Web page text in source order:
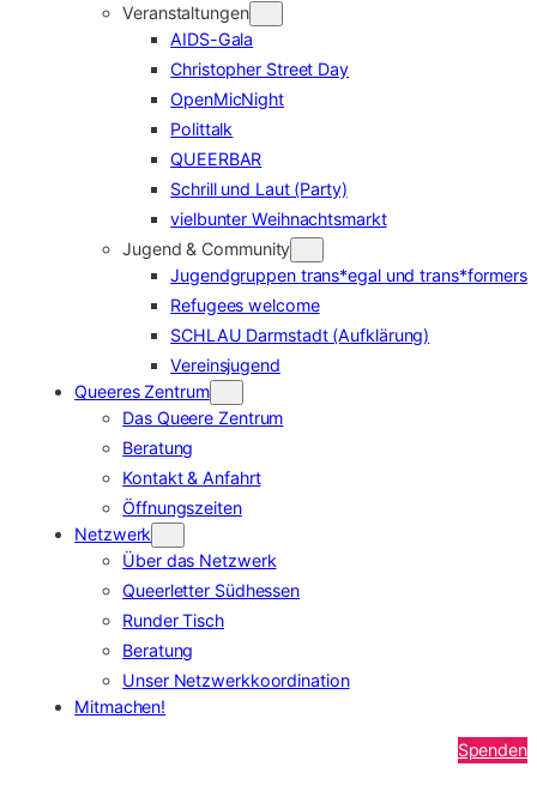
Veranstaltungen
AIDS-Gala
Christopher Street Day
OpenMicNight
Polittalk
QUEERBAR
Schrill und Laut (Party)
vielbunter Weihnachtsmarkt
Jugend & Community
Jugendgruppen trans*egal und trans*formers
Refugees welcome
SCHLAU Darmstadt (Aufklärung)
Vereinsjugend
Queeres Zentrum
Das Queere Zentrum
Beratung
Kontakt & Anfahrt
Öffnungszeiten
Netzwerk
Über das Netzwerk
Queerletter Südhessen
Runder Tisch
Beratung
Unser Netzwerkkoordination
Mitmachen!
Spenden